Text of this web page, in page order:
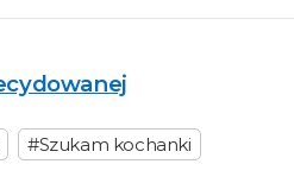
#Szukam kochanki